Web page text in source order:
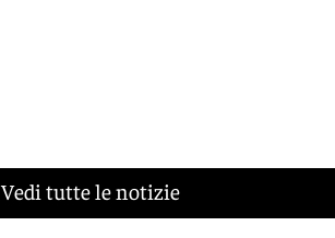
Vedi tutte le notizie